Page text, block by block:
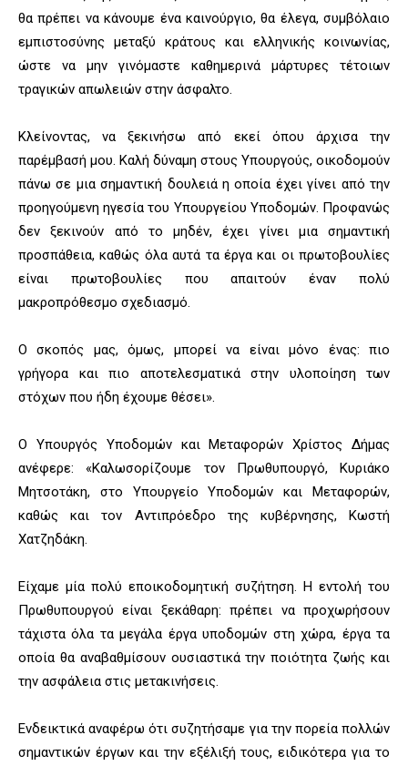
θα πρέπει να κάνουμε ένα καινούργιο, θα έλεγα, συμβόλαιο
εμπιστοσύνης μεταξύ κράτους και ελληνικής κοινωνίας,
ώστε να μην γινόμαστε καθημερινά μάρτυρες τέτοιων
τραγικών απωλειών στην άσφαλτο.
Κλείνοντας, να ξεκινήσω από εκεί όπου άρχισα την
παρέμβασή μου. Καλή δύναμη στους Υπουργούς, οικοδομούν
πάνω σε μια σημαντική δουλειά η οποία έχει γίνει από την
προηγούμενη ηγεσία του Υπουργείου Υποδομών. Προφανώς
δεν ξεκινούν από το μηδέν, έχει γίνει μια σημαντική
προσπάθεια, καθώς όλα αυτά τα έργα και οι πρωτοβουλίες
είναι πρωτοβουλίες που απαιτούν έναν πολύ
μακροπρόθεσμο σχεδιασμό.
Ο σκοπός μας, όμως, μπορεί να είναι μόνο ένας: πιο
γρήγορα και πιο αποτελεσματικά στην υλοποίηση των
στόχων που ήδη έχουμε θέσει».
Ο Υπουργός Υποδομών και Μεταφορών Χρίστος Δήμας
ανέφερε: «Καλωσορίζουμε τον Πρωθυπουργό, Κυριάκο
Μητσοτάκη, στο Υπουργείο Υποδομών και Μεταφορών,
καθώς και τον Αντιπρόεδρο της κυβέρνησης, Κωστή
Χατζηδάκη.
Είχαμε μία πολύ εποικοδομητική συζήτηση. Η εντολή του
Πρωθυπουργού είναι ξεκάθαρη: πρέπει να προχωρήσουν
τάχιστα όλα τα μεγάλα έργα υποδομών στη χώρα, έργα τα
οποία θα αναβαθμίσουν ουσιαστικά την ποιότητα ζωής και
την ασφάλεια στις μετακινήσεις.
Ενδεικτικά αναφέρω ότι συζητήσαμε για την πορεία πολλών
σημαντικών έργων και την εξέλιξή τους, ειδικότερα για το